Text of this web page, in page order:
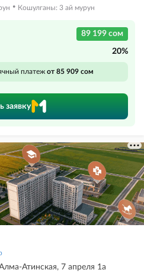
· Кошулганы: 3 ай мурун
89 199 сом
20%
платеж от 85 909 сом
заявку
Атинская, 7 апреля 1а